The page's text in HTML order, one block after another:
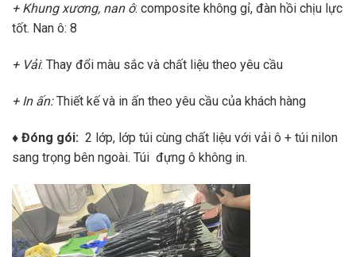
+ Khung xương, nan ô: composite không gỉ, đàn hồi chịu lực
tốt. Nan ô: 8
+ Vải: Thay đổi màu sắc và chất liệu theo yêu cầu
+ In ấn:Thiết kế và in ấn theo yêu cầu của khách hàng
♦ Đóng gói: 2 lớp, lớp túi cùng chất liệu với vải ô + túi nilon
sang trọng bên ngoài. Túi đựng ô không in.